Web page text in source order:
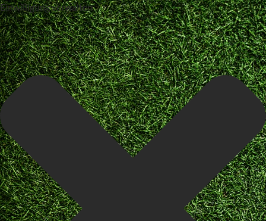
Einwilligung verwalten